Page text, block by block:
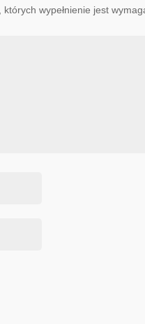
wypełnienie jest